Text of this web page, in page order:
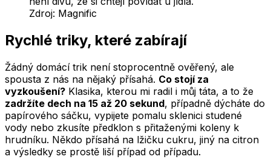
Zdroj: Magnific
Rychlé triky, které zabírají
Žádný domácí trik není stoprocentně ověřený, ale
spousta z nás na nějaký přísahá. Co stojí za
vyzkoušení? Klasika, kterou mi radil i můj táta, a to že
zadržíte dech na 15 až 20 sekund, případně dýcháte do
papírového sáčku, vypijete pomalu sklenici studené
vody nebo zkusíte předklon s přitaženými koleny k
hrudníku. Někdo přísahá na lžičku cukru, jiný na citron
a výsledky se prostě liší případ od případu.